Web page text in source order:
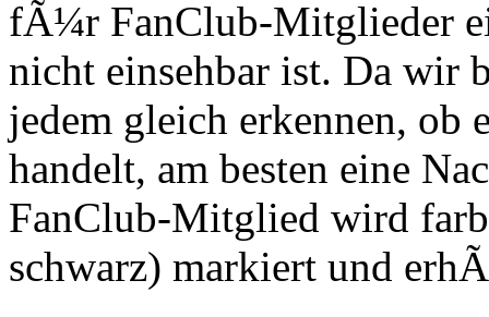
fÃ¼r FanClub-Mitglieder
nicht einsehbar ist. Da wir
jedem gleich erkennen,
handelt, am besten eine
FanClub-Mitglied wird
schwarz) markiert und